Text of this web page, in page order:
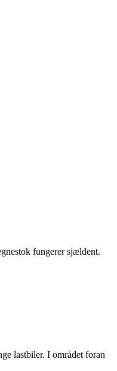
fungerer sjældent.
lastbiler. I området foran